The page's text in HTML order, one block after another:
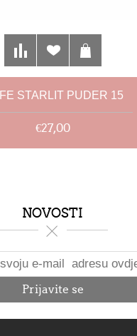
STARLIT PUDER 15
€27,00
NOVOSTI